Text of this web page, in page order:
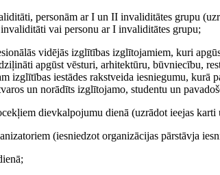
personām ar I un II invaliditātes grupu
vai personu ar I invaliditātes grupu;
vidējās izglītības izglītojamiem, kuri
apgūst vēsturi, arhitektūru, būvniecību,
izglītības iestādes rakstveida iesniegumu, kurā
un norādīts izglītojamo, studentu un
dievkalpojumu dienā (uzrādot ieejas
(iesniedzot organizācijas pārstāvja